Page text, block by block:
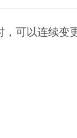
可以连续变